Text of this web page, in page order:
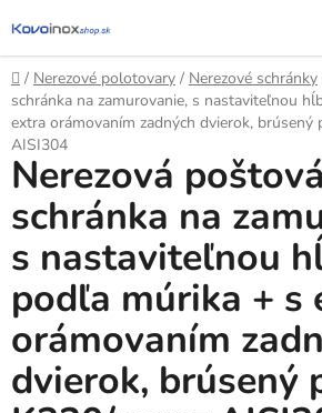
na
obsah
Domov
/ Nerezové polotovary / Nerezové schránky
schránka na zamurovanie, s nastaviteľnou
extra orámovaním zadných dvierok, brúsený
AISI304
Nerezová poštová
schránka na
s nastaviteľnou
podľa múrika + s
orámovaním
dvierok, brúsený